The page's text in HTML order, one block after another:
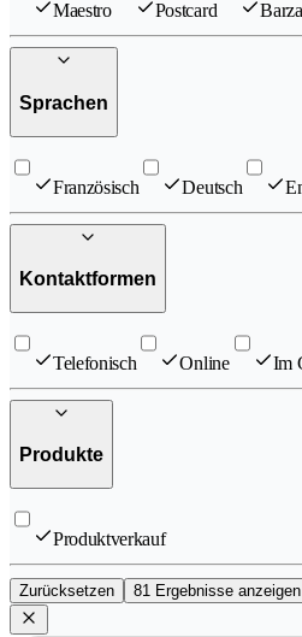
Maestro Postcard
Sprachen
Französisch Deutsch
Kontaktformen
Telefonisch Online Im
Produkte
Produktverkauf
Zurücksetzen 81 Ergebnisse anzeigen